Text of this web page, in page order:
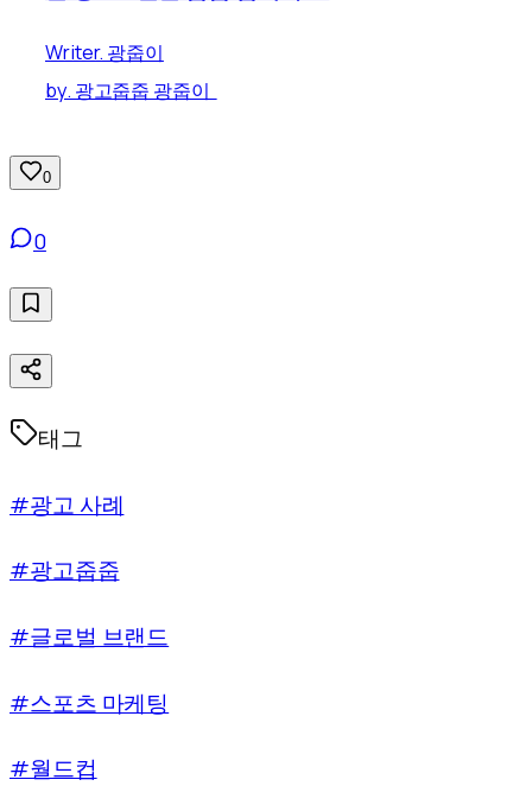
Writer. 광줍이
by. 광고줍줍 광줍이
0
0
태그
#광고 사례
#광고줍줍
#글로벌 브랜드
#스포츠 마케팅
#월드컵